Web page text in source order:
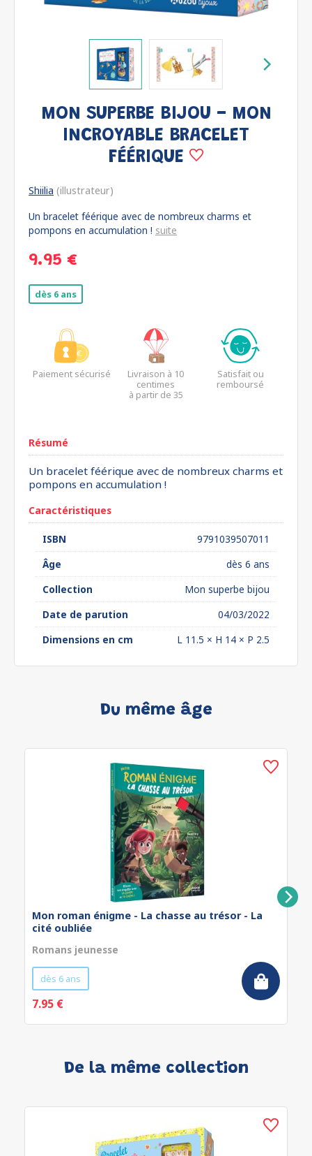
MON SUPERBE BIJOU - MON
INCROYABLE BRACELET
FÉÉRIQUE
Shiilia (illustrateur)
Un bracelet féérique avec de nombreux charms et
pompons en accumulation ! suite
9.95 €
dès 6 ans
Paiement sécurisé
Livraison à 10
centimes
à partir de 35
Satisfait ou
remboursé
Résumé
Un bracelet féérique avec de nombreux charms et
pompons en accumulation !
Caractéristiques
ISBN
9791039507011
Âge
dès 6 ans
Collection
Mon superbe bijou
Date de parution
04/03/2022
Dimensions en cm
L 11.5 × H 14 × P 2.5
Du même âge
Mon roman énigme - La chasse au trésor - La
cité oubliée
Romans jeunesse
dès 6 ans
7.95 €
De la même collection